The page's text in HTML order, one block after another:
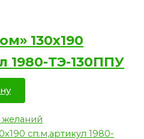
130х190
1980-ТЭ-130ППУ
желаний